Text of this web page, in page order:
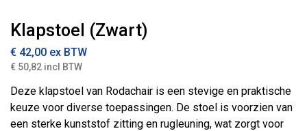
Klapstoel (Zwart)
€ 42,00 ex BTW
€ 50,82 incl BTW
Deze klapstoel van Rodachair is een stevige en praktische
keuze voor diverse toepassingen. De stoel is voorzien van
een sterke kunststof zitting en rugleuning, wat zorgt voor